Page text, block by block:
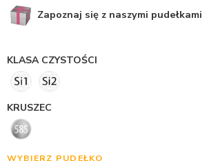
Zapoznaj się z naszymi pudełkami
KLASA CZYSTOŚCI
KRUSZEC
WYBIERZ PUDEŁKO